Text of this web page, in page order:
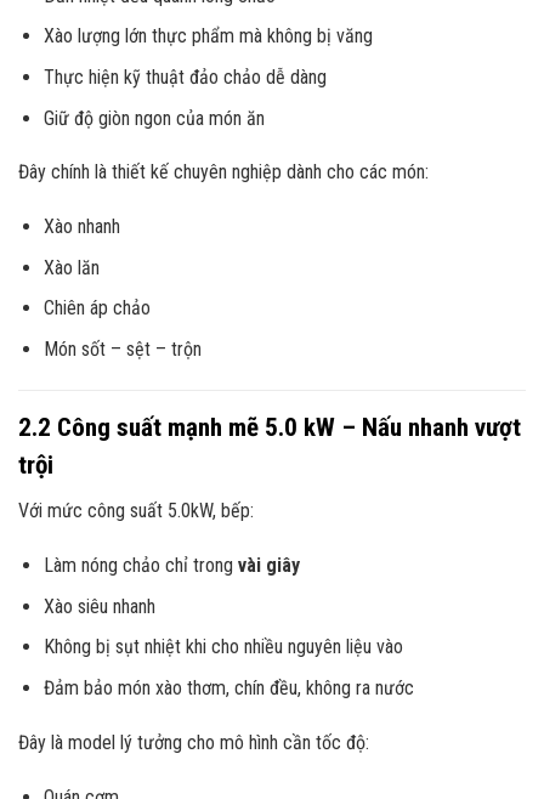
Xào lượng lớn thực phẩm mà không bị văng
Thực hiện kỹ thuật đảo chảo dễ dàng
Giữ độ giòn ngon của món ăn
Đây chính là thiết kế chuyên nghiệp dành cho các món:
Xào nhanh
Xào lăn
Chiên áp chảo
Món sốt – sệt – trộn
2.2 Công suất mạnh mẽ 5.0 kW – Nấu nhanh vượt
trội
Với mức công suất 5.0kW, bếp:
Làm nóng chảo chỉ trong vài giây
Xào siêu nhanh
Không bị sụt nhiệt khi cho nhiều nguyên liệu vào
Đảm bảo món xào thơm, chín đều, không ra nước
Đây là model lý tưởng cho mô hình cần tốc độ: